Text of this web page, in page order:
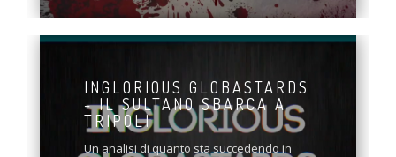
INGLORIOUS GLOBASTARDS
- IL SULTANO SBARCA A
TRIPOLI
Un analisi di quanto sta succedendo in